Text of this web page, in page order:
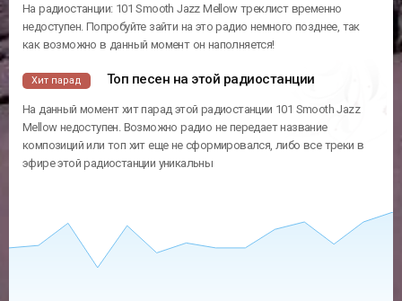
На радиостанции: 101 Smooth Jazz Mellow треклист временно
недоступен. Попробуйте зайти на это радио немного позднее, так
как возможно в данный момент он наполняется!
Хит парад Топ песен на этой радиостанции
На данный момент хит парад этой радиостанции 101 Smooth Jazz
Mellow недоступен. Возможно радио не передает название
композиций или топ хит еще не сформировался, либо все треки в
эфире этой радиостанции уникальны